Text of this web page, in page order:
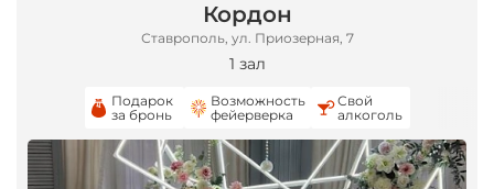
Кордон
Ставрополь, ул. Приозерная, 7
1 зал
Подарок
за бронь
Возможность
фейерверка
Свой
алкоголь